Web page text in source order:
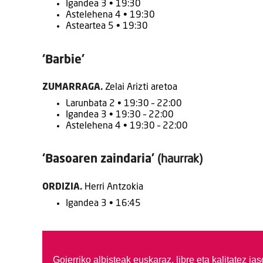
Igandea 3 • 19:30
Astelehena 4 • 19:30
Asteartea 5 • 19:30
‘Barbie’
ZUMARRAGA. Zelai Arizti aretoa
Larunbata 2 • 19:30 – 22:00
Igandea 3 • 19:30 – 22:00
Astelehena 4 • 19:30 – 22:00
‘Basoaren zaindaria’ (haurrak)
ORDIZIA. Herri Antzokia
Igandea 3 • 16:45
Goierriko albisteak euskaraz, libre eta kalitatez